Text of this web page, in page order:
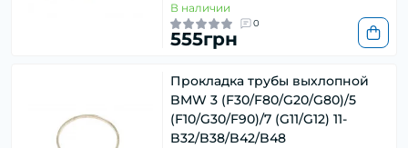
В наличии
0
555грн
Прокладка трубы выхлопной
BMW 3 (F30/F80/G20/G80)/5
(F10/G30/F90)/7 (G11/G12) 11-
B32/B38/B42/B48